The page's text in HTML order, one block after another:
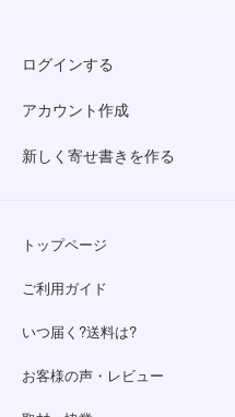
ログインする
アカウント作成
新しく寄せ書きを作る
トップページ
ご利用ガイド
いつ届く?送料は?
お客様の声・レビュー